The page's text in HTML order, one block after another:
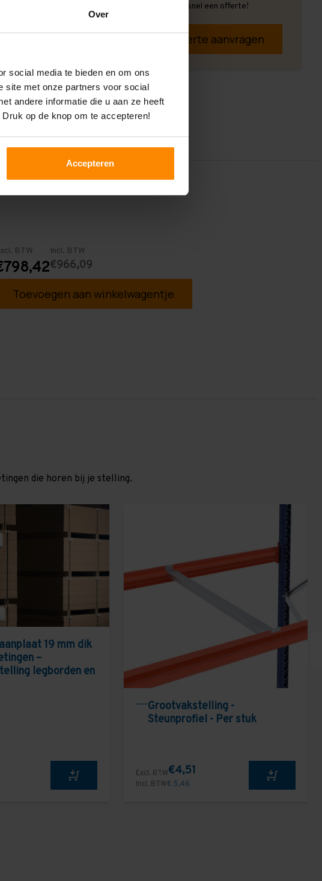
Over
social media te bieden en om ons
site met onze partners voor social
andere informatie die u aan ze heeft
op de knop om te accepteren!
Accepteren
Vrijblijvend, snel een offerte!
Offerte aanvragen
BTW Incl. BTW
€966,09
Toevoegen aan winkelwagentje
die horen bij je stelling.
19 mm dik
–
legborden en
Grootvakstelling -
Steunprofiel - Per stuk
Excl. BTW€4,51
Incl. BTW€ 5,46